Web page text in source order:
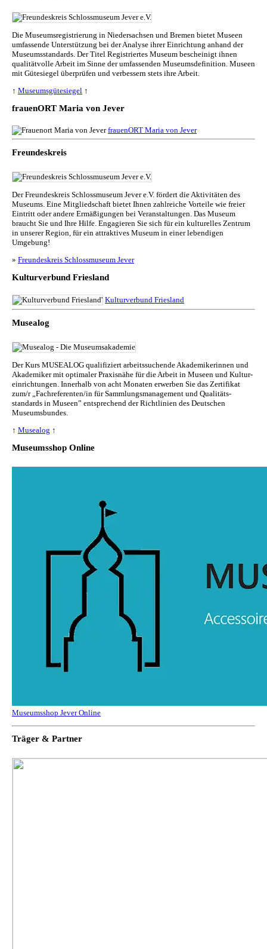
Die Museumsregistrierung in Niedersachsen und Bremen bietet Museen
umfassende Unterstützung bei der Analyse ihrer Einrichtung anhand der
Museumsstandards. Der Titel Registriertes Museum bescheinigt ihnen
qualitätvolle Arbeit im Sinne der umfassenden Museumsdefinition. Museen
mit Gütesiegel überprüfen und verbessern stets ihre Arbeit.
↑ Museumsgütesiegel ↑
frauenORT Maria von Jever
frauenORT Maria von Jever
Freundeskreis
Der Freundeskreis Schlossmuseum Jever e.V. fördert die Aktivitäten des
Museums. Eine Mitgliedschaft bietet Ihnen zahlreiche Vorteile wie freier
Eintritt oder andere Ermäßigungen bei Veranstaltungen. Das Museum
braucht Sie und Ihre Hilfe. Engagieren Sie sich für ein kulturelles Zentrum
in unserer Region, für ein attraktives Museum in einer lebendigen
Umgebung!
» Freundeskreis Schlossmuseum Jever
Kulturverbund Friesland
Kulturverbund Friesland
Musealog
Der Kurs MUSEALOG qualifiziert arbeitssuchende Akademikerinnen und
Akademiker mit optimaler Praxisnähe für die Arbeit in Museen und Kul­tur­
ein­rich­tun­gen. Innerhalb von acht Monaten erwerben Sie das Zertifikat
zum/r „Fachreferenten/in für Sammlungs­management und Qualitäts­
standards in Museen” entsprechend der Richtlinien des Deutschen
Museumsbundes.
↑ Musealog ↑
Museumsshop Online
Museumsshop Jever Online
Träger & Partner